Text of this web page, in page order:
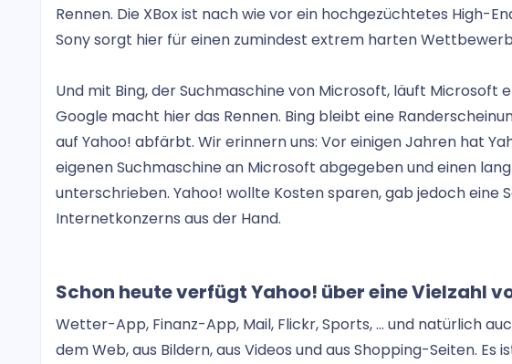
Rennen. Die XBox ist nach wie vor ein hochgezüchtetes High-
Sony sorgt hier für einen zumindest extrem harten
Und mit Bing, der Suchmaschine von Microsoft, läuft Microsoft
Google macht hier das Rennen. Bing bleibt eine
auf Yahoo! abfärbt. Wir erinnern uns: Vor einigen Jahren hat
eigenen Suchmaschine an Microsoft abgegeben und einen
unterschrieben. Yahoo! wollte Kosten sparen, gab jedoch eine
Internetkonzerns aus der Hand.
Schon heute verfügt Yahoo! über eine Vielzahl
Wetter-App, Finanz-App, Mail, Flickr, Sports, ... und natürlich
dem Web, aus Bildern, aus Videos und aus Shopping-Seiten. Es